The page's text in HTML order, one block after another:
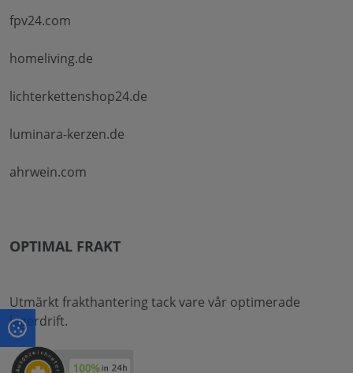
fpv24.com
homeliving.de
lichterkettenshop24.de
luminara-kerzen.de
ahrwein.com
OPTIMAL FRAKT
Utmärkt frakthantering tack vare vår optimerade
lagerdrift.